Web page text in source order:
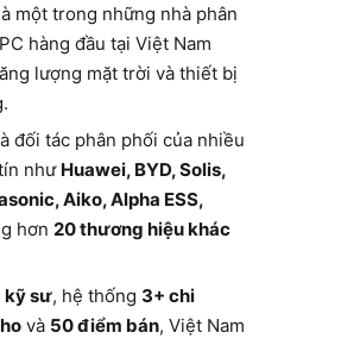
một trong những nhà phân
hàng đầu tại Việt Nam
lượng mặt trời và thiết bị
đối tác phân phối của nhiều
như Huawei, BYD, Solis,
Aiko, Alpha ESS,
hơn 20 thương hiệu khác
kỹ sư, hệ thống 3+ chi
và 50 điểm bán, Việt Nam